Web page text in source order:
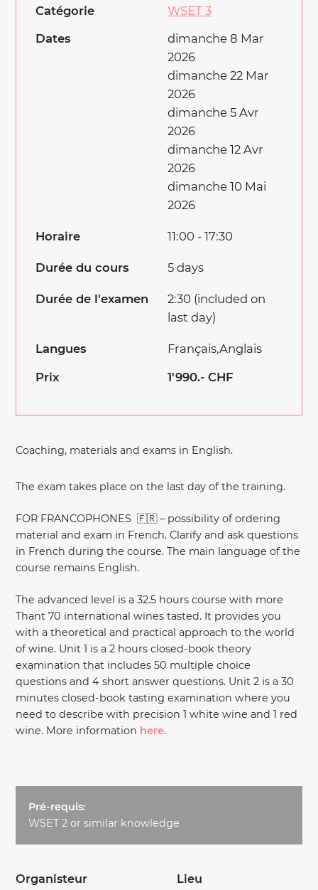
Coaching, materials and exams in English.
The exam takes place on the last day of the training.
FOR FRANCOPHONES 🇫🇷 – possibility of ordering
material and exam in French. Clarify and ask questions
in French during the course. The main language of the
course remains English.
The advanced level is a 32.5 hours course with more
Thant 70 international wines tasted. It provides you
with a theoretical and practical approach to the world
of wine. Unit 1 is a 2 hours closed-book theory
examination that includes 50 multiple choice
questions and 4 short answer questions. Unit 2 is a 30
minutes closed-book tasting examination where you
need to describe with precision 1 white wine and 1 red
wine. More information here.
Pré-requis:
WSET 2 or similar knowledge
Organisteur Lieu
Catégorie
WSET 3
Dates
dimanche 8 Mar
2026
dimanche 22 Mar
2026
dimanche 5 Avr
2026
dimanche 12 Avr
2026
dimanche 10 Mai
2026
Horaire 11:00 - 17:30
Durée du cours 5 days
Durée de l'examen
2:30 (included on
last day)
Langues Français Anglais
Prix
1'990.- CHF